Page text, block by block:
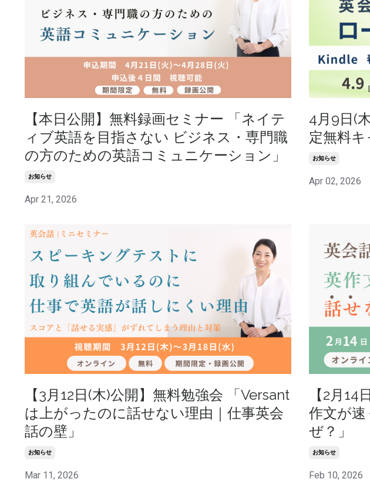
【本日公開】無料録画セミナー 「ネイテ
ィブ英語を目指さない ビジネス・専門職
の方のための英語コミュニケーション」
お知らせ
Apr 21, 2026
4月9日(
定無料
お知らせ
Apr 02, 2026
【3月12日(木)公開】無料勉強会 「Versant
は上がったのに話せない理由｜仕事英会
話の壁」
お知らせ
Mar 11, 2026
【2月
作文が
ぜ？」
お知らせ
Feb 10, 2026